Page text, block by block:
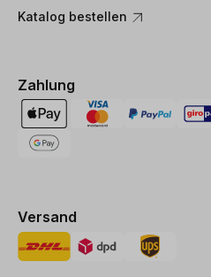
Katalog bestellen
Zahlung
Versand